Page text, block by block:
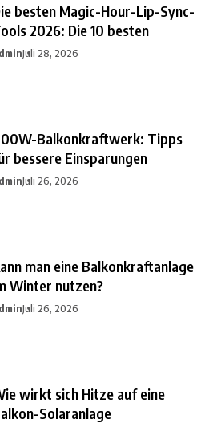
besten Magic-Hour-Lip-Sync-
2026: Die 10 besten
Juli 28, 2026
Balkonkraftwerk: Tipps
bessere Einsparungen
Juli 26, 2026
man eine Balkonkraftanlage
Winter nutzen?
Juli 26, 2026
wirkt sich Hitze auf eine
Solaranlage